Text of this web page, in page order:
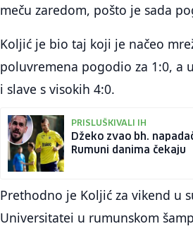
meču zaredom, pošto je sada
Koljić je bio taj koji je načeo
poluvremena pogodio za 1:0, a
i slave s visokih 4:0.
PRISLUŠKIVALI IH
Džeko zvao bh.
Rumuni danima čekaju
Prethodno je Koljić za vikend u
Universitatei u rumunskom